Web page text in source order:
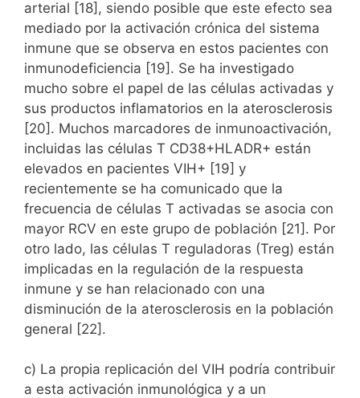
arterial [18], siendo posible que este efecto sea
mediado por la activación crónica del sistema
inmune que se observa en estos pacientes con
inmunodeficiencia [19]. Se ha investigado
mucho sobre el papel de las células activadas y
sus productos inflamatorios en la aterosclerosis
[20]. Muchos marcadores de inmunoactivación,
incluidas las células T CD38+HLADR+ están
elevados en pacientes VIH+ [19] y
recientemente se ha comunicado que la
frecuencia de células T activadas se asocia con
mayor RCV en este grupo de población [21]. Por
otro lado, las células T reguladoras (Treg) están
implicadas en la regulación de la respuesta
inmune y se han relacionado con una
disminución de la aterosclerosis en la población
general [22].
c) La propia replicación del VIH podría contribuir
a esta activación inmunológica y a un